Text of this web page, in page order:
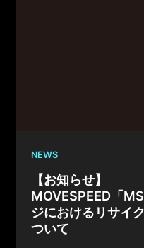
NEWS
【お知らせ】
MOVESPEED「
ジにおけるリサイ
ついて